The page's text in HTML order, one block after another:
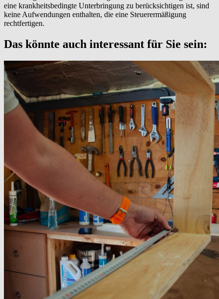
eine krankheitsbedingte Unterbringung zu berücksichtigen ist, sind
keine Aufwendungen enthalten, die eine Steuerermäßigung
rechtfertigen.
Das könnte auch interessant für Sie sein: